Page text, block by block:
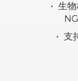
• 生物
• 支